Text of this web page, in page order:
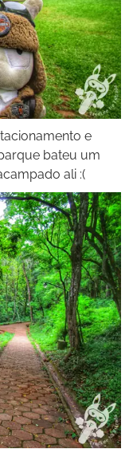
e
bateu um
ali :(